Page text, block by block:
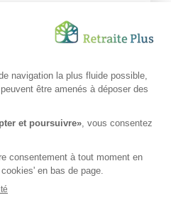
aide de nos équipes ?
& disponibilités